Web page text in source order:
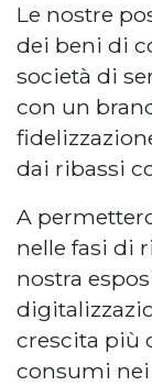
Le nostre
dei beni di
società di
con un
dai ribassi
A
nelle fasi di
nostra
crescita più
consumi